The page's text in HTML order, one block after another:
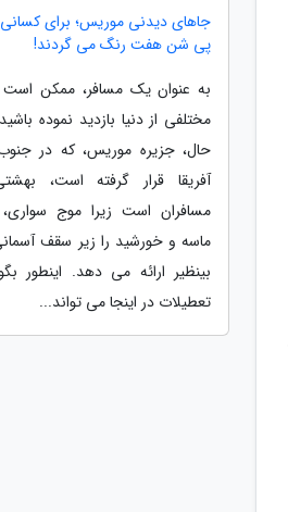
جاهای دیدنی موریس؛ برای
پی شن هفت رنگ می گردند!
به عنوان یک مسافر، ممکن است
مختلفی از دنیا بازدید نموده
حال، جزیره موریس، که در
آفریقا قرار گرفته است،
مسافران است زیرا موج
ماسه و خورشید را زیر سقف
بینظیر ارائه می دهد. اینطور
تعطیلات در اینجا می تواند...